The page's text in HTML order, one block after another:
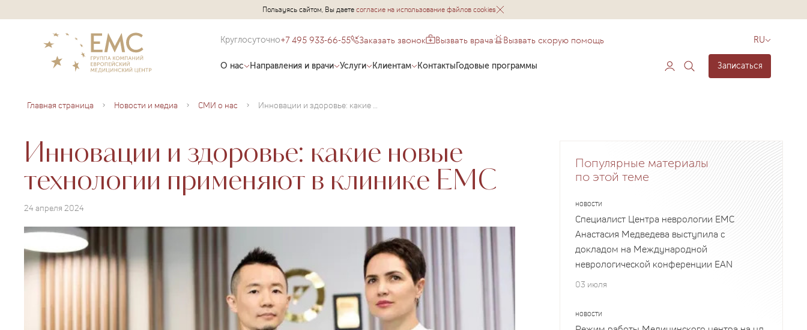
Пользуясь сайтом, Вы даетесогласие на использование файлов cookies
Круглосуточно+7 495 933-66-55 Заказать звонок Вызвать врача Вызвать скорую помощь RU
О нас Направления и врачи Услуги Клиентам КонтактыГодовые программы Записаться
Главная страница Новости и медиа СМИ о нас Инновации и здоровье: какие новые технологии применяют в клинике ЕМС
Инновации и здоровье: какие новые
технологии применяют в клинике ЕМС
24 апреля 2024
Популярные материалы
по этой теме
НОВОСТИ
Специалист Центра неврологии EMC
Анастасия Медведева выступила с
докладом на Международной
неврологической конференции EAN
03 июля
НОВОСТИ